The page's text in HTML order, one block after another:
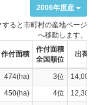
2006年度産
ると市町村の産地ページ
へ移動します。
作付面積
作付面積
全国順位
出荷量
474(ha) 3位
450(ha) 4位